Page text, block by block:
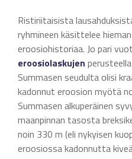
Ristiriitaisista
ryhmineen käsittelee
eroosiohistoriaa. Jo pari
eroosiolaskujen
Summasen seudulta olisi
kadonnut eroosion myötä
Summasen alkuperäinen
maanpinnan tasosta
noin 330 m (eli nykyisen
eroosiossa kadonnutta